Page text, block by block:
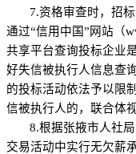
7.资格审查时，招
通过“信用中国”网站（
共享平台查询投标企业
好失信被执行人信息查
的投标活动依法予以限
信被执行人的，联合体
8.根据张掖市人社
交易活动中实行无欠薪